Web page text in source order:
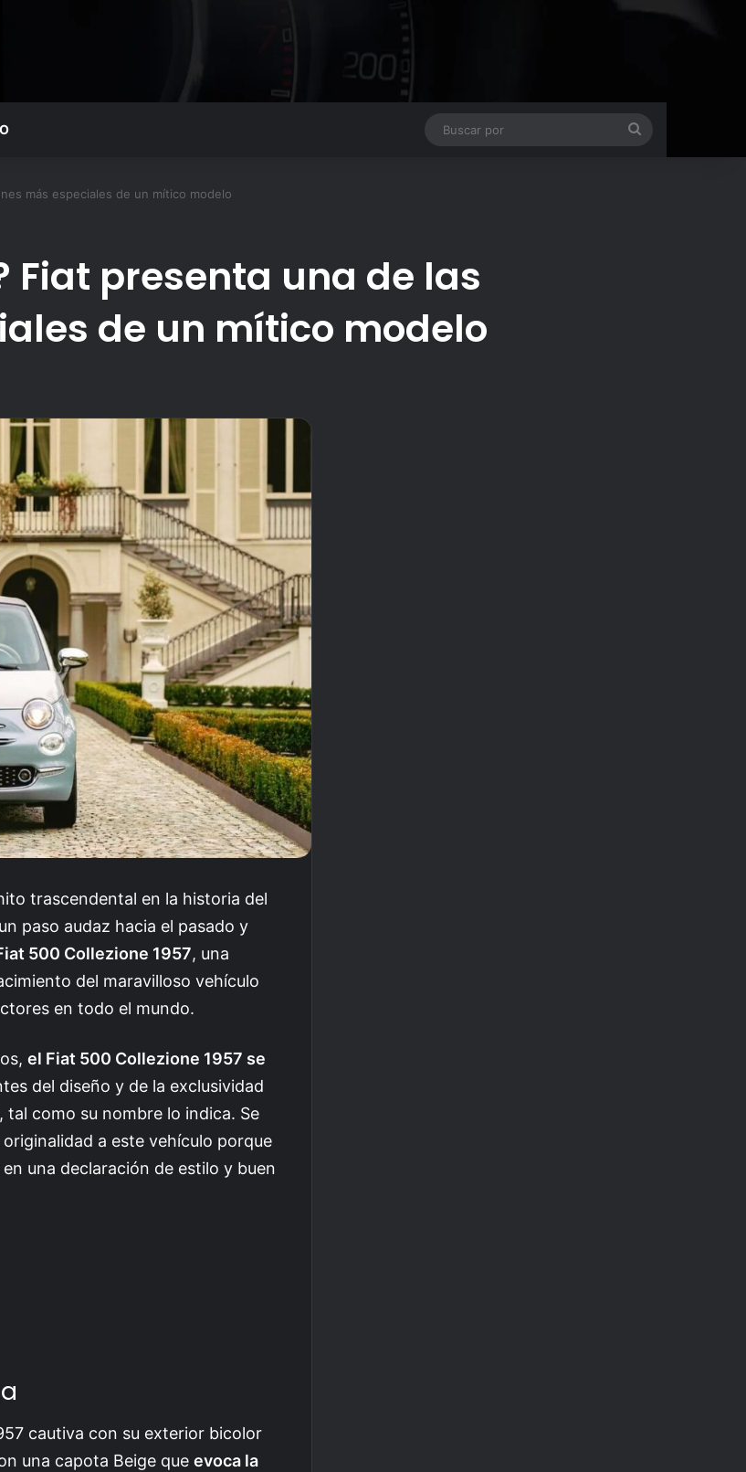
más especiales de un mítico modelo
Fiat presenta una de las
de un mítico modelo
trascendental en la historia del
paso audaz hacia el pasado y
500 Collezione 1957, una
del maravilloso vehículo
en todo el mundo.
el Fiat 500 Collezione 1957 se
del diseño y de la exclusividad
, tal como su nombre lo indica. Se
a este vehículo porque
una declaración de estilo y buen
cautiva con su exterior bicolor
una capota Beige que evoca la